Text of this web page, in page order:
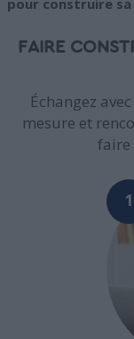
pour construire
FAIRE
Échangez
mesure et
faire
1